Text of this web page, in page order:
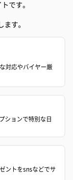
たします。ギフト
です。
す。
対応やバイヤー厳
ションで特別な日
ントをsnsなどでサ